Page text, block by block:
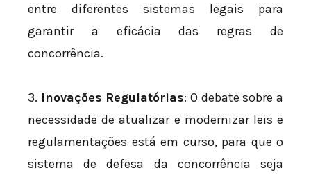
entre diferentes sistemas legais para
garantir a eficácia das regras de
concorrência.
3. Inovações Regulatórias: O debate sobre a
necessidade de atualizar e modernizar leis e
regulamentações está em curso, para que o
sistema de defesa da concorrência seja